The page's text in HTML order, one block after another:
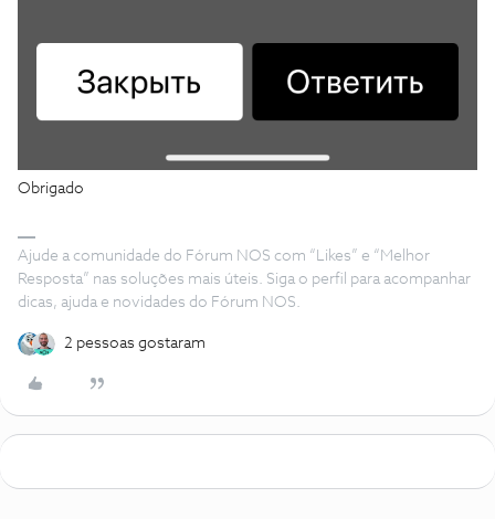
Obrigado
Ajude a comunidade do Fórum NOS com “Likes” e “Melhor
Resposta” nas soluções mais úteis. Siga o perfil para acompanhar
dicas, ajuda e novidades do Fórum NOS.
2 pessoas gostaram